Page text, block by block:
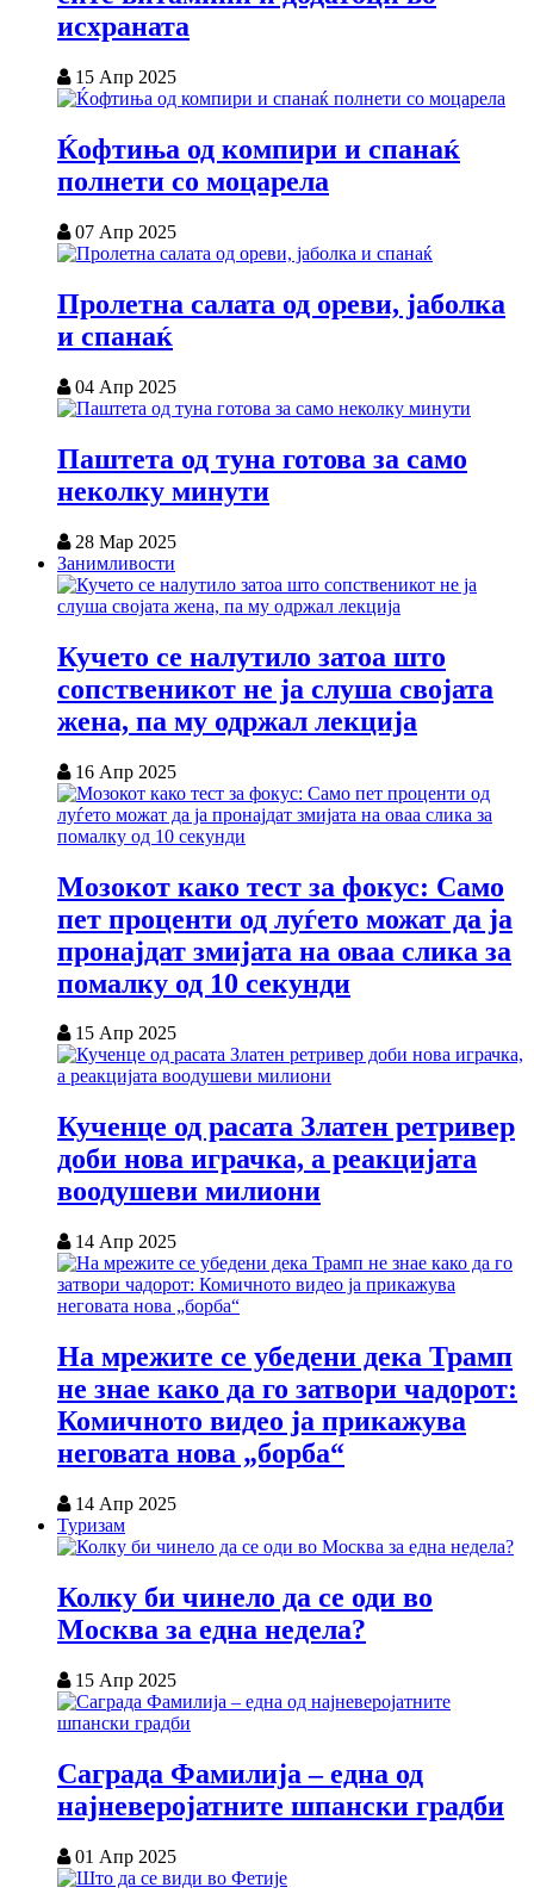
исхраната
15 Апр 2025
Ќофтиња од компири и спанаќ
полнети со моцарела
07 Апр 2025
Пролетна салата од ореви, јаболка
и спанаќ
04 Апр 2025
Паштета од туна готова за само
неколку минути
28 Мар 2025
Занимливости
Кучето се налутило затоа што
сопственикот не ја слуша својата
жена, па му одржал лекција
16 Апр 2025
Мозокот како тест за фокус: Само
пет проценти од луѓето можат да ја
пронајдат змијата на оваа слика за
помалку од 10 секунди
15 Апр 2025
Кученце од расата Златен ретривер
доби нова играчка, а реакцијата
воодушеви милиони
14 Апр 2025
На мрежите се убедени дека Трамп
не знае како да го затвори чадорот:
Комичното видео ја прикажува
неговата нова „борба“
14 Апр 2025
Туризам
Колку би чинело да се оди во
Москва за една недела?
15 Апр 2025
Саграда Фамилија – една од
најневеројатните шпански градби
01 Апр 2025